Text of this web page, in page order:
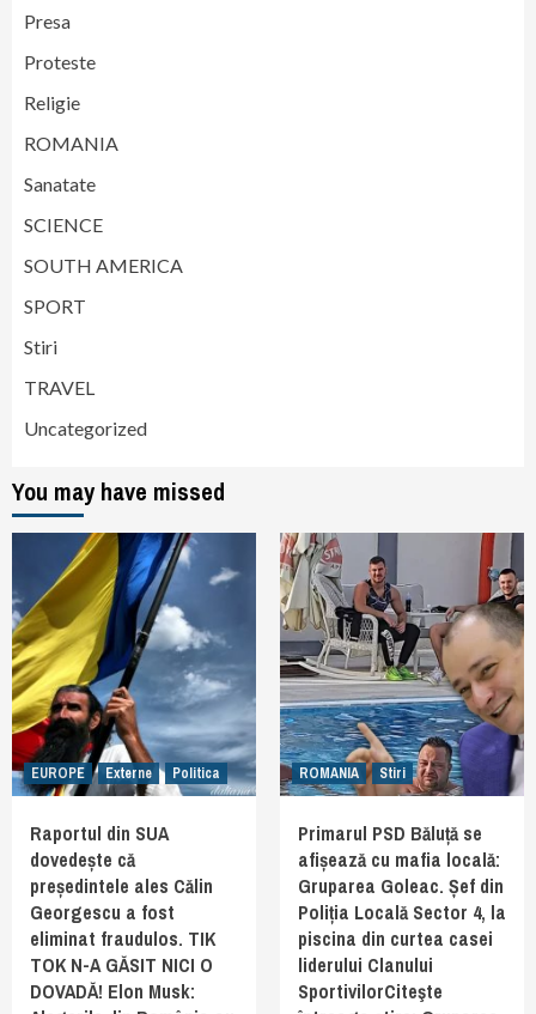
Presa
Proteste
Religie
ROMANIA
Sanatate
SCIENCE
SOUTH AMERICA
SPORT
Stiri
TRAVEL
Uncategorized
You may have missed
EUROPE Externe Politica
Raportul din SUA
dovedește că
președintele ales Călin
Georgescu a fost
eliminat fraudulos. TIK
TOK N-A GĂSIT NICI O
DOVADĂ! Elon Musk:
ROMANIA Stiri
Primarul PSD Băluță se
afișează cu mafia locală:
Gruparea Goleac. Șef din
Poliția Locală Sector 4, la
piscina din curtea casei
liderului Clanului
SportivilorCiteşte